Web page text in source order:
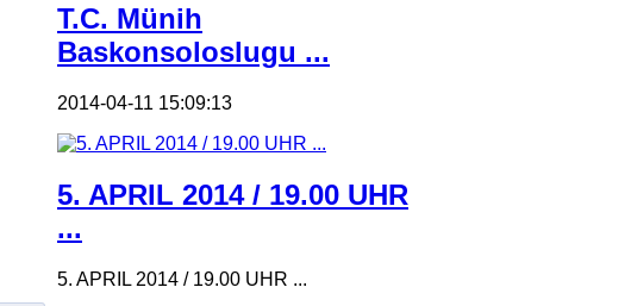
T.C. Münih
Baskonsoloslugu ...
2014-04-11 15:09:13
5. APRIL 2014 / 19.00 UHR
...
5. APRIL 2014 / 19.00 UHR ...